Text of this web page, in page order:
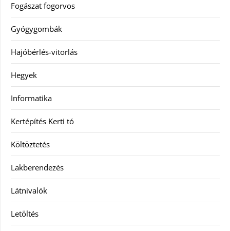
Fogászat fogorvos
Gyógygombák
Hajóbérlés-vitorlás
Hegyek
Informatika
Kertépítés Kerti tó
Költöztetés
Lakberendezés
Látnivalók
Letöltés